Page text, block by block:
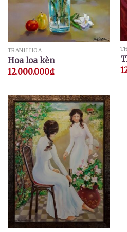
TRANH HOA
Hoa loa kèn
12.000.000₫